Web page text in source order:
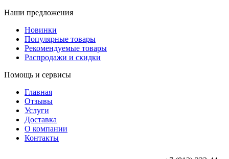
Наши предложения
Новинки
Популярные товары
Рекомендуемые товары
Распродажи и скидки
Помощь и сервисы
Главная
Отзывы
Услуги
Доставка
О компании
Контакты